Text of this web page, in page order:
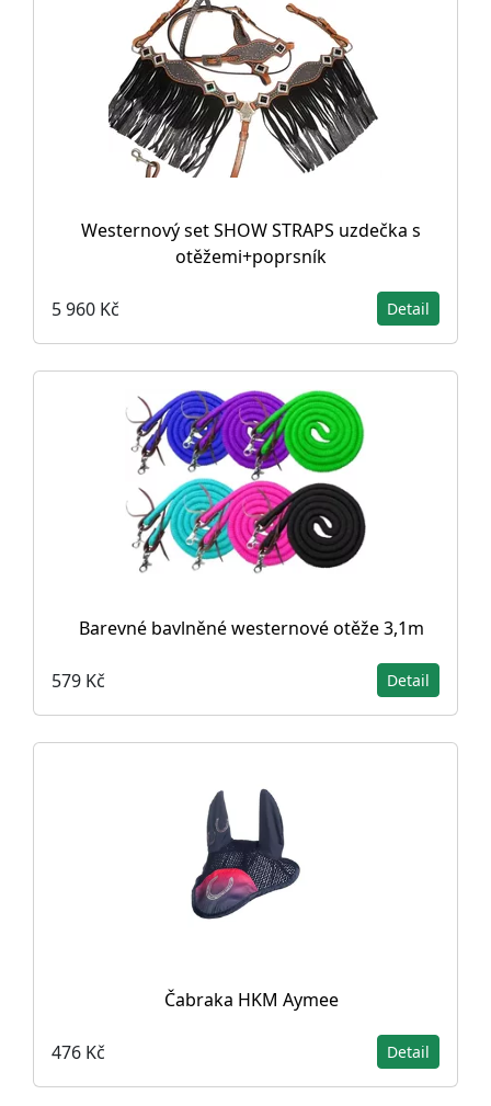
Westernový set SHOW STRAPS uzdečka s
otěžemi+poprsník
5 960 Kč Detail
Barevné bavlněné westernové otěže 3,1m
579 Kč Detail
Čabraka HKM Aymee
476 Kč Detail